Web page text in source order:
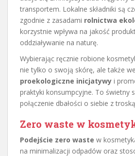
transportem. Lokalne składniki są
zgodnie z zasadami rolnictwa
korzystnie wpływa na jakość
oddziaływanie na naturę.
Wybierając ręcznie robione
nie tylko o swoją skórę, ale także
proekologiczne inicjatywy i
praktyki konsumpcyjne. To świetny
połączenie dbałości o siebie z
Zero waste w
Podejście zero waste w
na minimalizacji odpadów oraz